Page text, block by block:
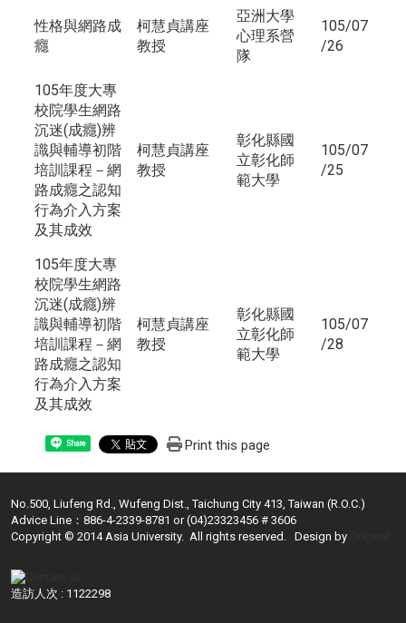
性格與網路成
癮
柯慧貞講座
教授
亞洲大學
心理系營
隊
105/07
/26
105年度大專
校院學生網路
沉迷(成癮)辨
識與輔導初階
培訓課程－網
路成癮之認知
行為介入方案
及其成效
柯慧貞講座
教授
彰化縣國
立彰化師
範大學
105/07
/25
105年度大專
校院學生網路
沉迷(成癮)辨
識與輔導初階
培訓課程－網
路成癮之認知
行為介入方案
及其成效
柯慧貞講座
教授
彰化縣國
立彰化師
範大學
105/07
/28
Share Print this page
No.500, Liufeng Rd., Wufeng Dist., Taichung City 413, Taiwan (R.O.C.)
Advice Line：886-4-2339-8781 or (04)23323456 # 3606
Copyright © 2014 Asia University. All rights reserved. Design by
造訪人次 : 1122298